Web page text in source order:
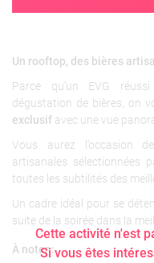
Cette activité n'est
Si vous êtes
Un rooftop, des bières
Parce qu’un EVG
dégustation de bières, on
exclusif avec une vue
Vous aurez l’occasion
artisanales sélectionnées
toutes les subtilités des
Un cadre idéal pour se
suite de la soirée dans la
À noter :